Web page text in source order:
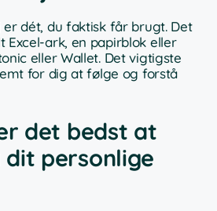
dét, du faktisk får brugt. Det
ark, en papirblok eller
eller Wallet. Det vigtigste
for dig at følge og forstå
det bedst at
personlige